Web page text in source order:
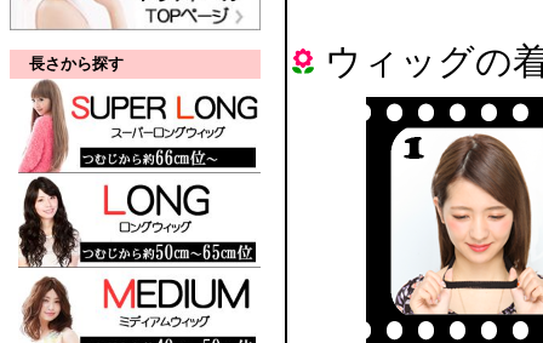
長さから探す ウィッグの